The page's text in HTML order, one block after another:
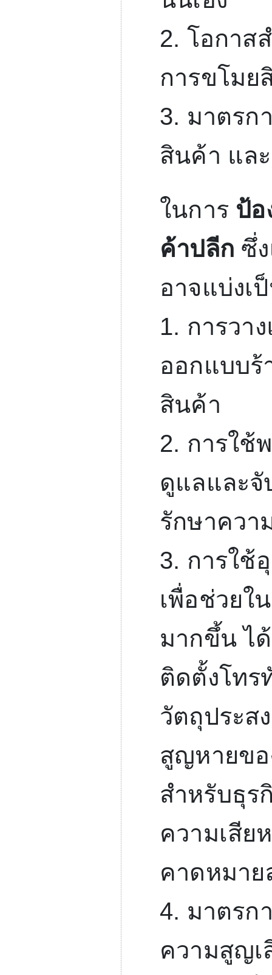
2. โอกาส
การขโมย
3. มาตรก
สินค้า แล
ในการ ป้อ
ค้าปลีก ซึ่
อาจแบ่งเ
1. การวา
ออกแบบร้
สินค้า
2. การใช้
ดูแลและ
รักษาควา
3. การใช้
เพื่อช่วยใ
มากขึ้น ไ
ติดตั้งโทร
วัตถุประส
สูญหายขอ
สำหรับธุร
ความเสีย
คาดหมาย
4. มาตรก
ความสูญเ